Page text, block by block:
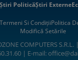
Știri PoliticăȘtiri Externe
Si CondițiiPolitica
Modifică Setările
COMPUTERS
| E-mail: